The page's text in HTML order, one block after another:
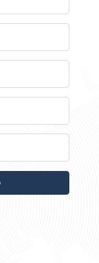
foi
e
rápida e
todas as